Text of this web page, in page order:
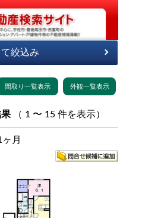
（ 1 〜 15 件を表示）
ヶ月